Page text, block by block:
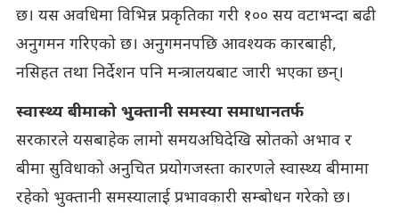
छ। यस अवधिमा विभिन्न प्रकृतिका गरी १०० सय वटाभन्दा बढी
अनुगमन गरिएको छ। अनुगमनपछि आवश्यक कारबाही,
नसिहत तथा निर्देशन पनि मन्त्रालयबाट जारी भएका छन्।
स्वास्थ्य बीमाको भुक्तानी समस्या समाधानतर्फ
सरकारले यसबाहेक लामो समयअघिदेखि स्रोतको अभाव र
बीमा सुविधाको अनुचित प्रयोगजस्ता कारणले स्वास्थ्य बीमामा
रहेको भुक्तानी समस्यालाई प्रभावकारी सम्बोधन गरेको छ।